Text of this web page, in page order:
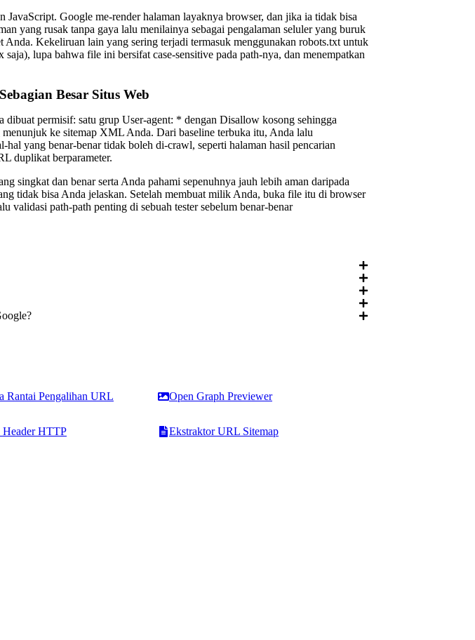
Google me-render halaman layaknya browser, dan jika ia tidak bisa
yang rusak tanpa gaya lalu menilainya sebagai pengalaman seluler yang buruk
Kekeliruan lain yang sering terjadi termasuk menggunakan robots.txt untuk
lupa bahwa file ini bersifat case-sensitive pada path-nya, dan menempatkan
Besar Situs Web
permisif: satu grup User-agent: * dengan Disallow kosong sehingga
ke sitemap XML Anda. Dari baseline terbuka itu, Anda lalu
yang benar-benar tidak boleh di-crawl, seperti halaman hasil pencarian
duplikat berparameter.
singkat dan benar serta Anda pahami sepenuhnya jauh lebih aman daripada
tidak bisa Anda jelaskan. Setelah membuat milik Anda, buka file itu di browser
validasi path-path penting di sebuah tester sebelum benar-benar
Rantai Pengalihan URL Open Graph Previewer
Header HTTP Ekstraktor URL Sitemap